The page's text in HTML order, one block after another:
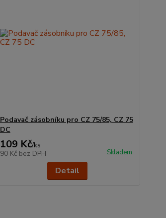
Podavač zásobníku pro CZ 75/85, CZ 75
DC
109 Kč/ks
90 Kč bez DPH Skladem
Detail